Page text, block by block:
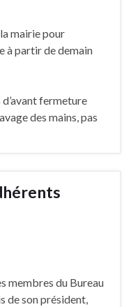
mairie pour
à partir de demain
fermeture
des mains, pas
membres du Bureau
de son président,